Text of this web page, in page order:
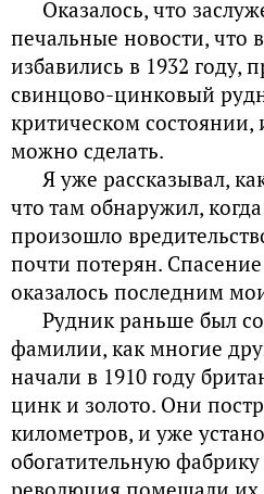
Оказалось, что
печальные новости, что
избавились в 1932 году,
свинцово-цинковый
критическом
можно сделать.
Я уже рассказывал,
что там обнаружил,
произошло
почти потерян.
оказалось последним
Рудник раньше был
фамилии, как многие
начали в 1910 году
цинк и золото. Они
километров, и уже
обогатительную